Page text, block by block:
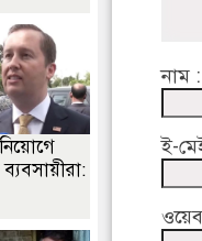
নাম :
ই-